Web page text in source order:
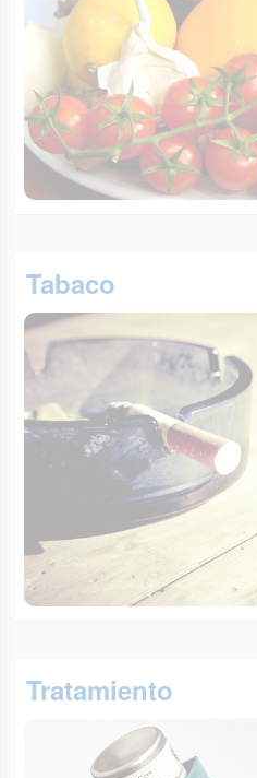
Tabaco
Tratamiento